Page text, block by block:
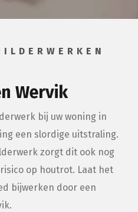
Wervik
bij uw woning in
een slordige uitstraling.
zorgt dit ook nog
op houtrot. Laat het
bijwerken door een